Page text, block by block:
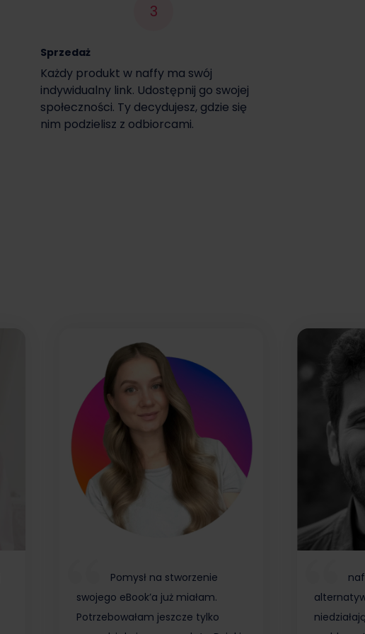
3
Sprzedaż
Każdy produkt w naffy ma swój
indywidualny link. Udostępnij go swojej
społeczności. Ty decydujesz, gdzie się
nim podzielisz z odbiorcami.
Pomysł na stworzenie
swojego eBook’a już miałam.
Potrzebowałam jeszcze tylko